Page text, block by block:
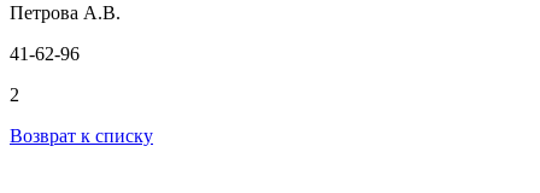
Петрова А.В.
41-62-96
2
Возврат к списку